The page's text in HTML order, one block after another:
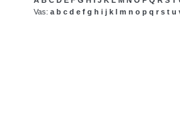
Vas: a b c d e f g h i j k l m n o p q r s t u